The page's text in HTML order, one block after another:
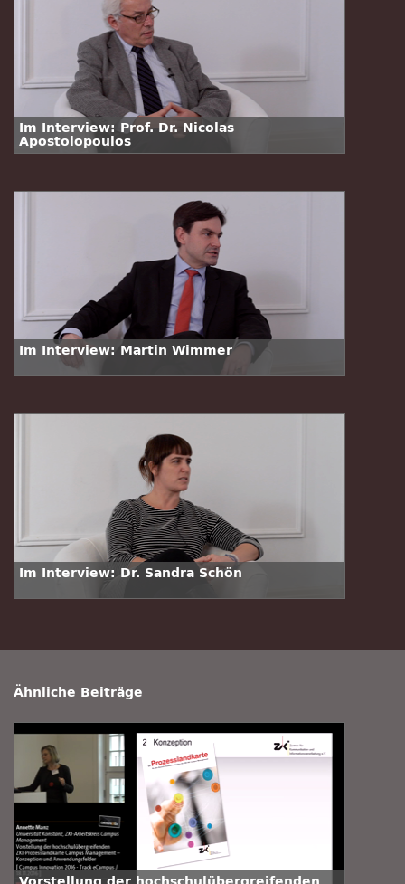
Im Interview: Prof. Dr. Nicolas
Apostolopoulos
Im Interview: Martin Wimmer
Im Interview: Dr. Sandra Schön
Ähnliche Beiträge